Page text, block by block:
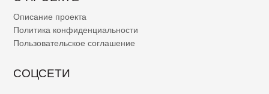
Описание проекта
Политика конфиденциальности
Пользовательское соглашение
СОЦСЕТИ